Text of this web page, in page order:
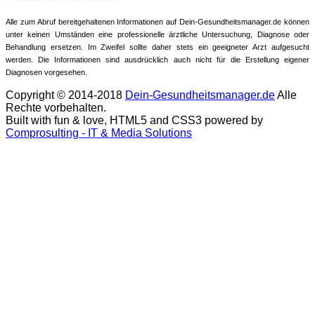
Alle zum Abruf bereitgehaltenen Informationen auf Dein-Gesundheitsmanager.de können
unter keinen Umständen eine professionelle ärztliche Untersuchung, Diagnose oder
Behandlung ersetzen. Im Zweifel sollte daher stets ein geeigneter Arzt aufgesucht
werden. Die Informationen sind ausdrücklich auch nicht für die Erstellung eigener
Diagnosen vorgesehen.
Copyright © 2014-2018 Dein-Gesundheitsmanager.deAlle
Rechte vorbehalten.
Built with fun & love, HTML5 and CSS3 powered by
Comprosulting - IT & Media Solutions